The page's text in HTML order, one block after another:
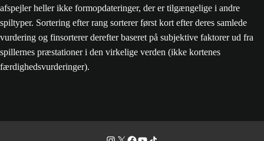
afspejler heller ikke formopdateringer, der er tilgængelige i andre
spiltyper. Sortering efter rang sorterer først kort efter deres samlede
vurdering og finsorterer derefter baseret på subjektive faktorer ud fra
spillernes præstationer i den virkelige verden (ikke kortenes
færdighedsvurderinger).